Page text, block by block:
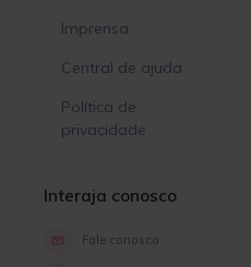
Imprensa
Central de ajuda
Política de
privacidade
Interaja conosco
Fale conosco